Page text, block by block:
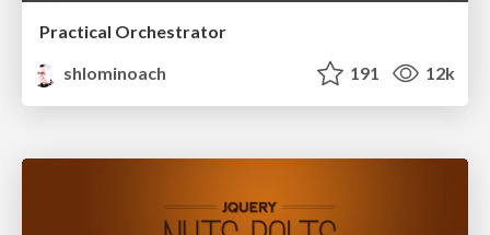
Practical Orchestrator
shlominoach
191 12k